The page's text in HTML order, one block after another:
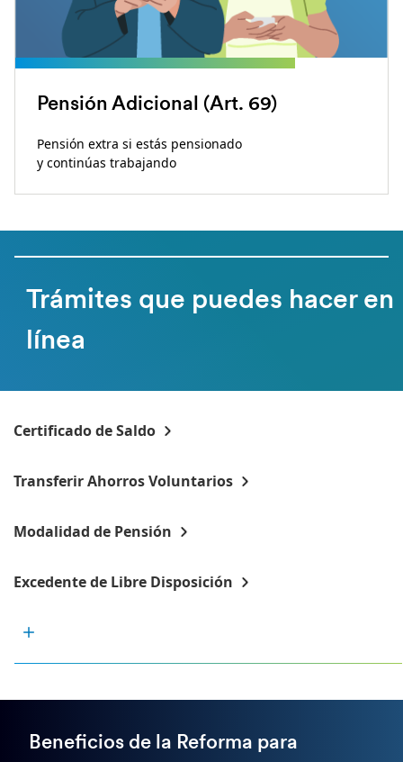
Pensión Adicional (Art. 69)
Pensión extra si estás pensionado
y continúas trabajando
Trámites que puedes hacer en
línea
Certificado de Saldo
Transferir Ahorros Voluntarios
Modalidad de Pensión
Excedente de Libre Disposición
Beneficios de la Reforma para